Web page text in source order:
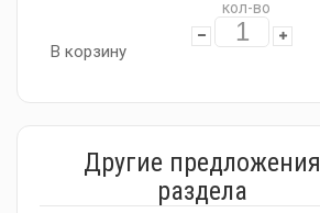
кол-во
В корзину
Другие предложения
раздела